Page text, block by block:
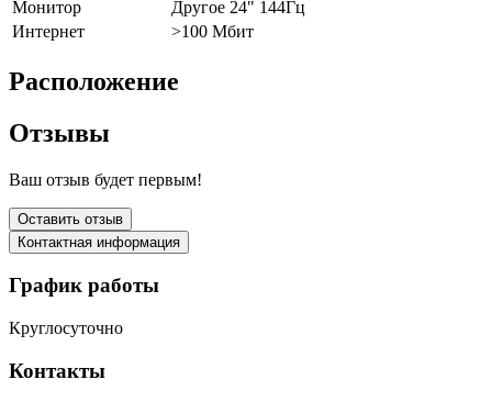
Монитор
Другое 24" 144Гц
Интернет
>100 Мбит
Расположение
Отзывы
Ваш отзыв будет первым!
Оставить отзыв
Контактная информация
График работы
Круглосуточно
Контакты